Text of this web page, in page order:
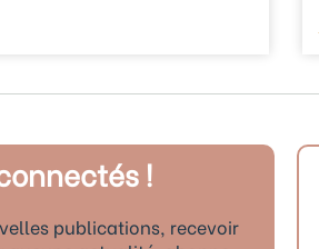
!
publications, recevoir